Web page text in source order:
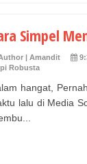
Simpel
| Amandit
Robusta
hangat,
lalu di Media